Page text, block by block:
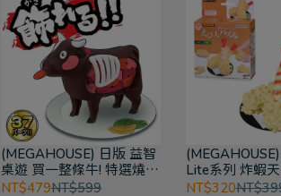
(MEGAHOUSE) 日版 益智
桌遊 買一整條牛! 特選燒肉
趣味拼圖 燒肉牛(可變色)
NT$479NT$599
Lite系列 炸蝦
拼圖
NT$320